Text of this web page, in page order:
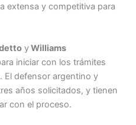
extensa y competitiva para
yWilliams
iniciar con los trámites
El defensor argentino y
años solicitados, y tienen
con el proceso.